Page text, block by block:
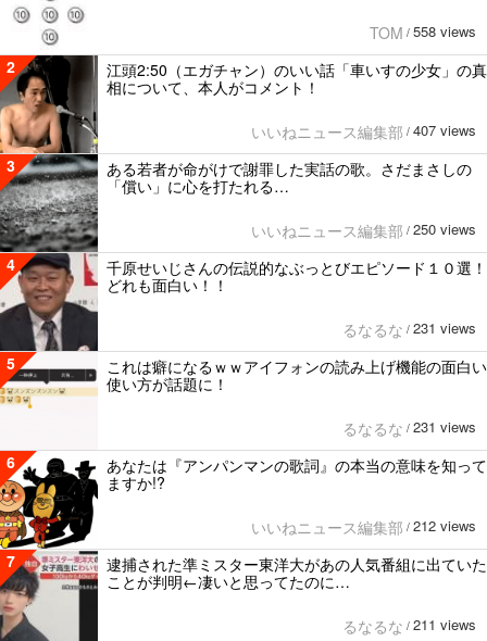
TOM / 558 views
2
江頭2:50（エガチャン）のいい話「車いすの少女」の真
相について、本人がコメント！
いいねニュース編集部 / 407 views
3
ある若者が命がけで謝罪した実話の歌。さだまさしの
「償い」に心を打たれる…
いいねニュース編集部 / 250 views
4
千原せいじさんの伝説的なぶっとびエピソード１０選！
どれも面白い！！
るなるな / 231 views
5
これは癖になるｗｗアイフォンの読み上げ機能の面白い
使い方が話題に！
るなるな / 231 views
6
あなたは『アンパンマンの歌詞』の本当の意味を知って
ますか!?
いいねニュース編集部 / 212 views
7
逮捕された準ミスター東洋大があの人気番組に出ていた
ことが判明←凄いと思ってたのに…
るなるな / 211 views